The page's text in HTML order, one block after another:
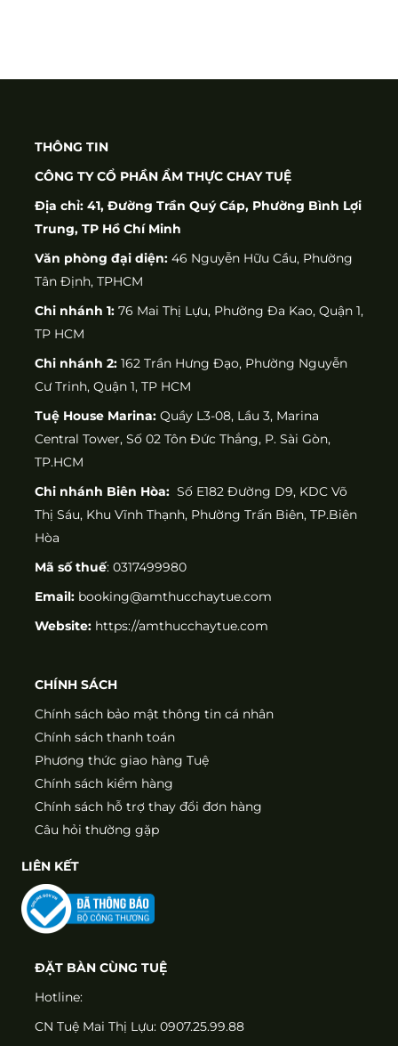
THÔNG TIN
CÔNG TY CỔ PHẦN ẨM THỰC CHAY TUỆ
Địa chỉ: 41, Đường Trần Quý Cáp, Phường Bình Lợi
Trung, TP Hồ Chí Minh
Văn phòng đại diện: 46 Nguyễn Hữu Cầu, Phường
Tân Định, TPHCM
Chi nhánh 1: 76 Mai Thị Lựu, Phường Đa Kao, Quận 1,
TP HCM
Chi nhánh 2: 162 Trần Hưng Đạo, Phường Nguyễn
Cư Trinh, Quận 1, TP HCM
Tuệ House Marina: Quầy L3-08, Lầu 3, Marina
Central Tower, Số 02 Tôn Đức Thắng, P. Sài Gòn,
TP.HCM
Chi nhánh Biên Hòa: Số E182 Đường D9, KDC Võ
Thị Sáu, Khu Vĩnh Thạnh, Phường Trấn Biên, TP.Biên
Hòa
Mã số thuế: 0317499980
Email: booking@amthucchaytue.com
Website: https://amthucchaytue.com
CHÍNH SÁCH
Chính sách bảo mật thông tin cá nhân
Chính sách thanh toán
Phương thức giao hàng Tuệ
Chính sách kiểm hàng
Chính sách hỗ trợ thay đổi đơn hàng
Câu hỏi thường gặp
LIÊN KẾT
ĐẶT BÀN CÙNG TUỆ
Hotline:
CN Tuệ Mai Thị Lựu: 0907.25.99.88